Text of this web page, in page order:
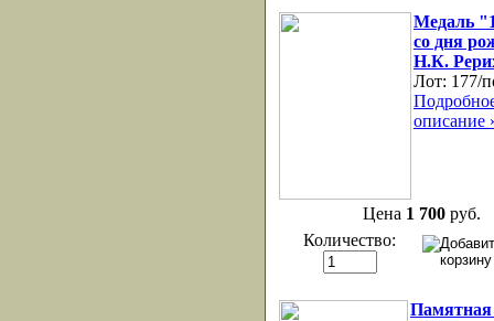
Медаль
со дня
Н.К.
Лот: 177/
описание
Цена 1 700 руб.
Количество: